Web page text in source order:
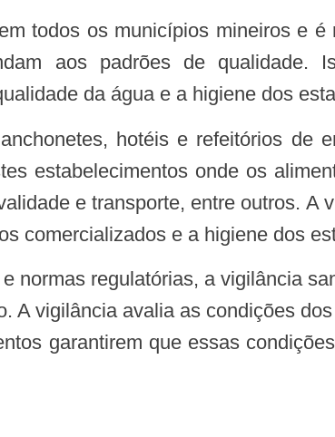
aos padrões de
da água e a higiene dos
estabelecimentos onde os
e transporte, entre outros.
comercializados e a higiene dos
A vigilância avalia as condições
garantirem que essas